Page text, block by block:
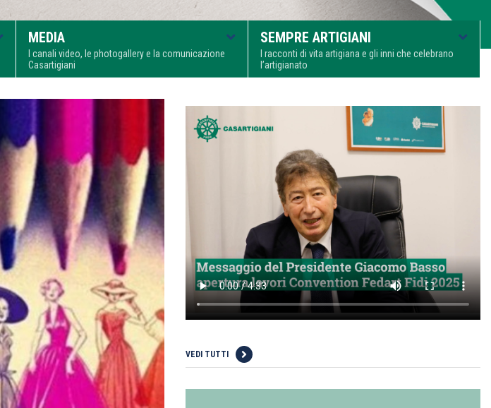
MEDIA
I canali video, le photogallery e la comunicazione
Casartigiani
SEMPRE ARTIGIANI
I racconti di vita artigiana e gli inni che celebrano
l’artigianato
VEDI TUTTI